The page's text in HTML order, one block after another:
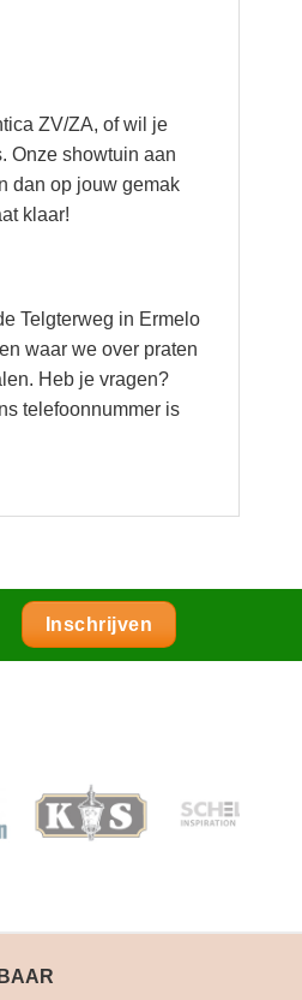
ZV/ZA, of wil je
Onze showtuin aan
dan op jouw gemak
klaar!
Telgterweg in Ermelo
waar we over praten
Heb je vragen?
telefoonnummer is
Inschrijven